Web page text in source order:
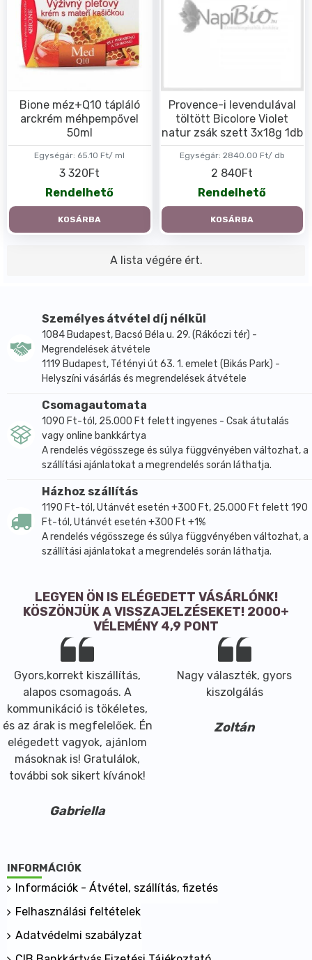
Egységár: 65.10 Ft/ ml
Bione méz+Q10 tápláló
arckrém méhpempővel
50ml
3 320Ft
Rendelhető
KOSÁRBA
Egységár: 2840.00 Ft/ db
Provence-i levendulával
töltött Bicolore Violet
natur zsák szett 3x18g 1db
2 840Ft
Rendelhető
KOSÁRBA
A lista végére ért.
Személyes átvétel díj nélkül
1084 Budapest, Bacsó Béla u. 29. (Rákóczi tér) -
Megrendelések átvétele
1119 Budapest, Tétényi út 63. 1. emelet (Bikás Park) -
Helyszíni vásárlás és megrendelések átvétele
Csomagautomata
1090 Ft-tól, 25.000 Ft felett ingyenes - Csak átutalás
vagy online bankkártya
A rendelés végösszege és súlya függvényében változhat, a
szállítási ajánlatokat a megrendelés során láthatja.
Házhoz szállítás
1190 Ft-tól, Utánvét esetén +300 Ft, 25.000 Ft felett 190
Ft-tól, Utánvét esetén +300 Ft +1%
A rendelés végösszege és súlya függvényében változhat, a
szállítási ajánlatokat a megrendelés során láthatja.
LEGYEN ÖN IS ELÉGEDETT VÁSÁRLÓNK!
KÖSZÖNJÜK A VISSZAJELZÉSEKET! 2000+
VÉLEMÉNY 4,9 PONT
Gyors,korrekt kiszállítás,
alapos csomagoás. A
kommunikáció is tökéletes,
és az árak is megfelelőek. Én
elégedett vagyok, ajánlom
másoknak is! Gratulálok,
további sok sikert kívánok!
Gabriella
Nagy választék, gyors
kiszolgálás
Zoltán
INFORMÁCIÓK
Információk - Átvétel, szállítás, fizetés
Felhasználási feltételek
Adatvédelmi szabályzat